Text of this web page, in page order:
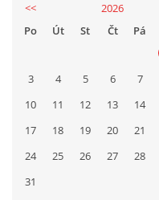
<<
2026
Po
Út St Čt Pá
3
4 5 6 7
10
11 12 13 14
17
18 19 20 21
24
25 26 27 28
31